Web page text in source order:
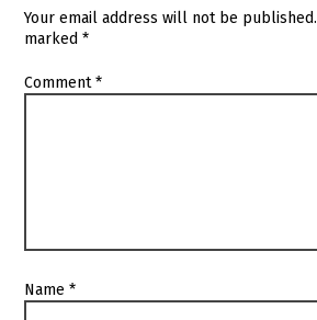
Your email address will not be published.
marked*
Comment*
Name*